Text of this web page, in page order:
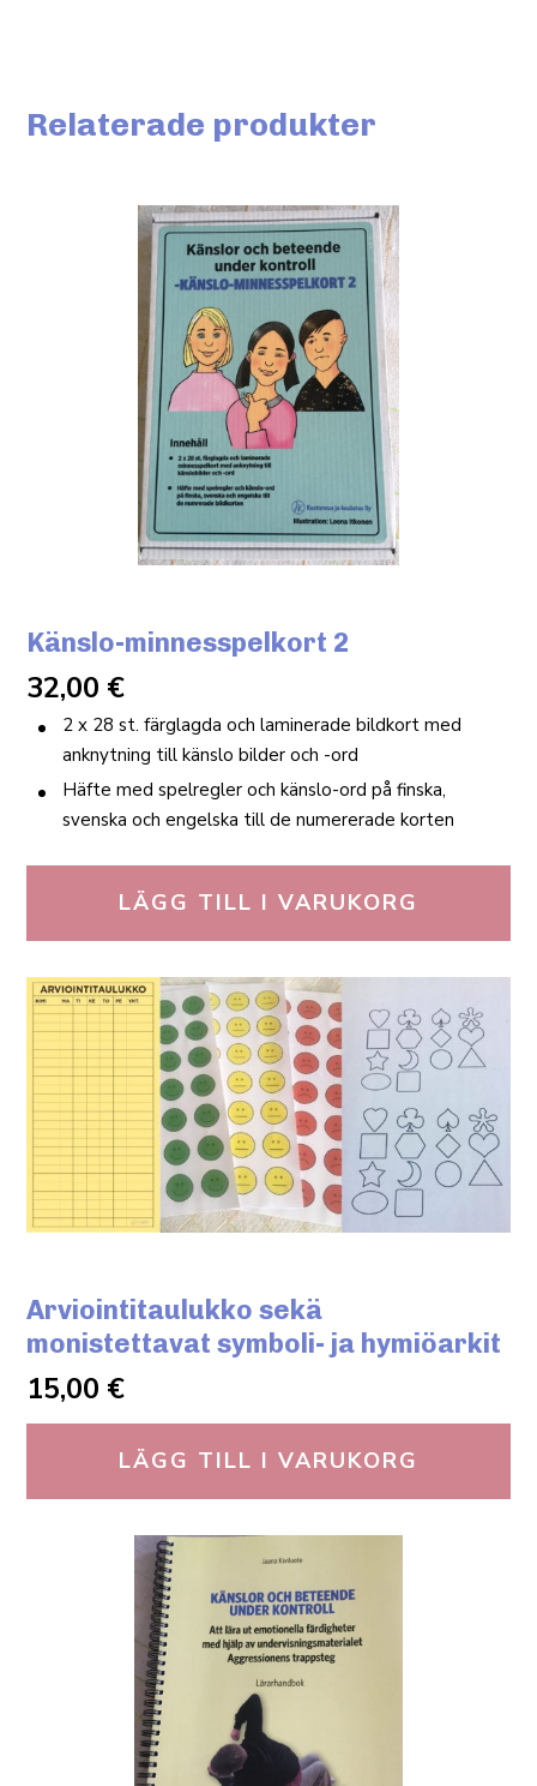
Relaterade produkter
Känslo-minnesspelkort 2
32,00 €
2 x 28 st. färglagda och laminerade bildkort med
anknytning till känslo bilder och -ord
Häfte med spelregler och känslo-ord på finska,
svenska och engelska till de numererade korten
LÄGG TILL I VARUKORG
Arviointitaulukko sekä
monistettavat symboli- ja hymiöarkit
15,00 €
LÄGG TILL I VARUKORG